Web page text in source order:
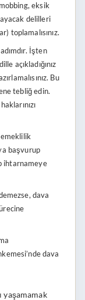
eksik
delilleri
toplamalısınız.
İşten
açıkladığınız
Bu
tebliğ edin.
başvurup
ihtarnameye
dava
dava
yaşamamak